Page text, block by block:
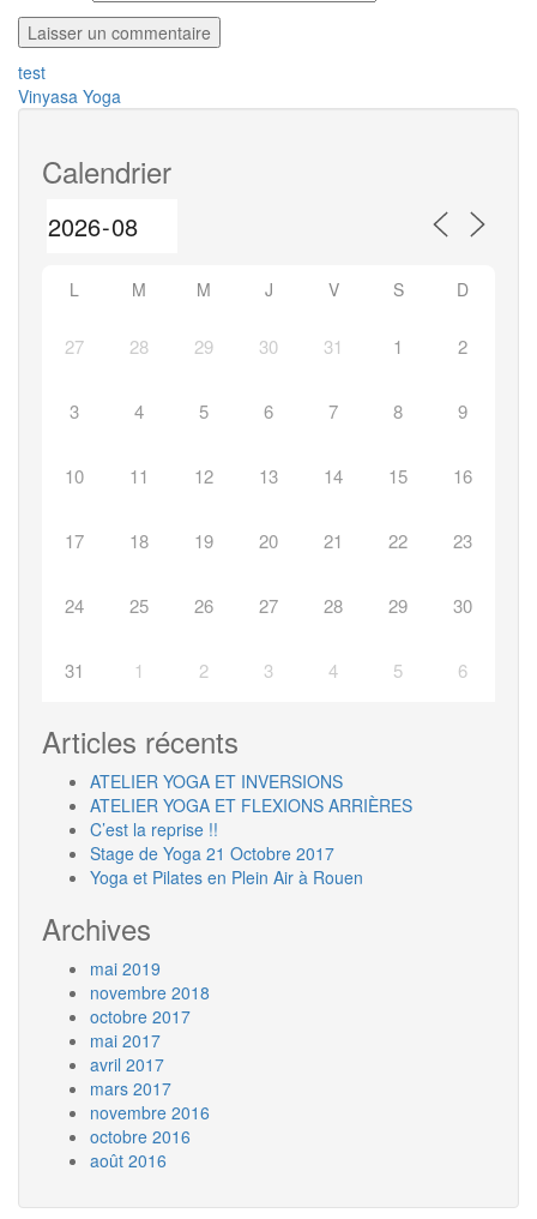
Navigation
de
l’article
test
Vinyasa Yoga
Calendrier
L M M J V S D
27 28 29 30 31 1 2
3 4 5 6 7 8 9
10 11 12 13 14 15 16
17 18 19 20 21 22 23
24 25 26 27 28 29 30
31 1 2 3 4 5 6
Articles récents
ATELIER YOGA ET INVERSIONS
ATELIER YOGA ET FLEXIONS ARRIÈRES
C’est la reprise !!
Stage de Yoga 21 Octobre 2017
Yoga et Pilates en Plein Air à Rouen
Archives
mai 2019
novembre 2018
octobre 2017
mai 2017
avril 2017
mars 2017
novembre 2016
octobre 2016
août 2016